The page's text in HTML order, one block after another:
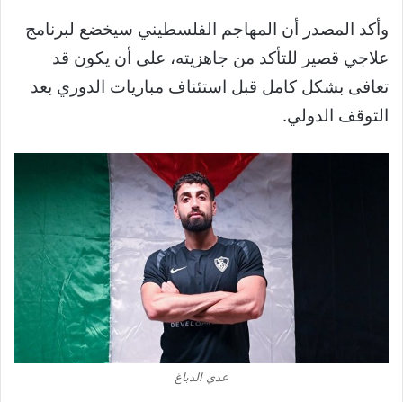
وأكد المصدر أن المهاجم الفلسطيني سيخضع لبرنامج
علاجي قصير للتأكد من جاهزيته، على أن يكون قد
تعافى بشكل كامل قبل استئناف مباريات الدوري بعد
التوقف الدولي.
عدي الدباغ